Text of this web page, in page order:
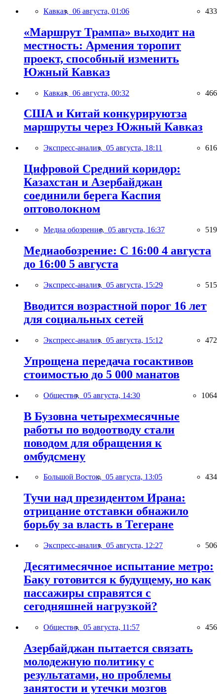
Кавказ, 06 августа, 01:06 433
«Маршрут Трампа» выходит на
местность: Армения торопит
проект, способный изменить
Южный Кавказ
Кавказ, 06 августа, 00:32 466
США и Китай конкурируютза
маршруты через Южный Кавказ
Экспресс-анализ, 05 августа, 18:11 616
Цифровой Средний коридор:
Казахстан и Азербайджан
соединили берега Каспия
оптоволокном
Медиа обозрение, 05 августа, 16:37 519
Медиаобозрение: С 16:00 4 августа
до 16:00 5 августа
Экспресс-анализ, 05 августа, 15:29 515
Вводится возрастной порог 16 лет
для социальных сетей
Экспресс-анализ, 05 августа, 15:12 472
Упрощена передача госактивов
стоимостью до 5 000 манатов
Общество, 05 августа, 14:30 1064
В Бузовна четырехмесячные
работы по водоотводу стали
поводом для обращения к
омбудсмену
Большой Восток, 05 августа, 13:05 434
Тучи над президентом Ирана:
отрицание отставки обнажило
борьбу за власть в Тегеране
Экспресс-анализ, 05 августа, 12:27 506
Десятимесячное испытание метро:
Баку готовится к будущему, но как
пассажиры справятся с
сегодняшней нагрузкой?
Общество, 05 августа, 11:57 456
Азербайджан пытается связать
молодежную политику с
результатами, но проблемы
занятости и утечки мозгов